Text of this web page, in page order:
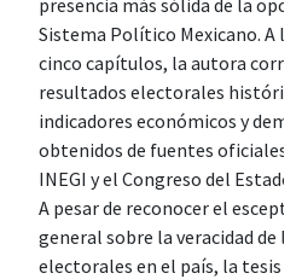
Sistema Político Mexicano. A lo
cinco capítulos, la autora
resultados electorales
indicadores económicos y
obtenidos de fuentes oficiales
INEGI y el Congreso del Estado
A pesar de reconocer el
general sobre la veracidad de
electorales en el país, la tesis